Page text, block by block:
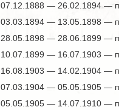
07.12.1888 — 26.02.1894 —
03.03.1894 — 13.05.1898 —
28.05.1898 — 28.06.1899 —
10.07.1899 — 16.07.1903 —
16.08.1903 — 14.02.1904 —
07.03.1904 — 05.05.1905 —
05.05.1905 — 14.07.1910 —